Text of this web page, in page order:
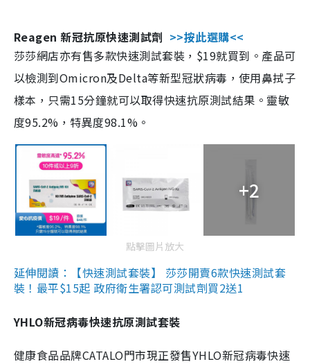
Reagen 新冠抗原快速測試劑 >>按此選購<<
莎莎網店亦有售多款快速測試套裝，$19就買到。產品可
以檢測到Omicron及Delta等新型冠狀病毒，使用鼻拭子
樣本，只需15分鐘就可以取得快速抗原測試結果。靈敏
度95.2%，特異度98.1%。
+2
點擊圖片放大
延伸閱讀：【快速測試套裝】 莎莎開賣6款快速測試套
裝！最平$15起 政府衛生署認可測試劑買2送1
YHLO新冠病毒快速抗原測試套裝
健康食品品牌CATALO門市現正發售YHLO新冠病毒快速